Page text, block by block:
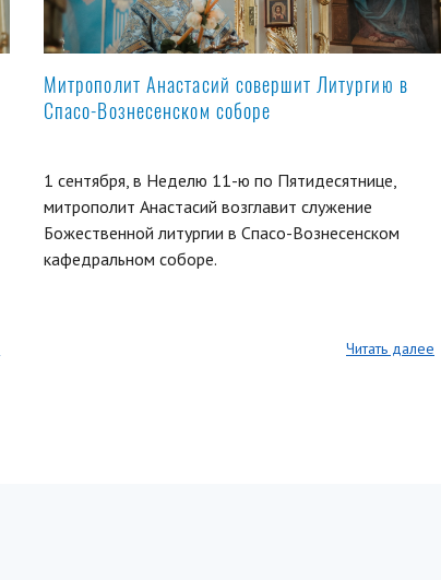
Митрополит Анастасий совершит Литургию в
Спасо-Вознесенском соборе
1 сентября, в Неделю 11-ю по Пятидесятнице,
митрополит Анастасий возглавит служение
Божественной литургии в Спасо-Вознесенском
кафедральном соборе.
Читать далее